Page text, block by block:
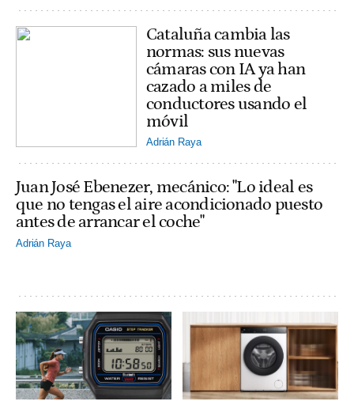
Cataluña cambia las
normas: sus nuevas
cámaras con IA ya han
cazado a miles de
conductores usando el
móvil
Adrián Raya
Juan José Ebenezer, mecánico: "Lo ideal es
que no tengas el aire acondicionado puesto
antes de arrancar el coche"
Adrián Raya